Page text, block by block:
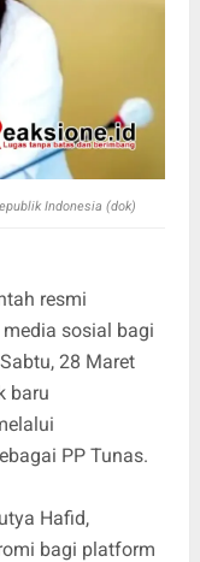
Indonesia (dok)
resmi
sosial bagi
28 Maret
baru
PP Tunas.
Hafid,
bagi platform